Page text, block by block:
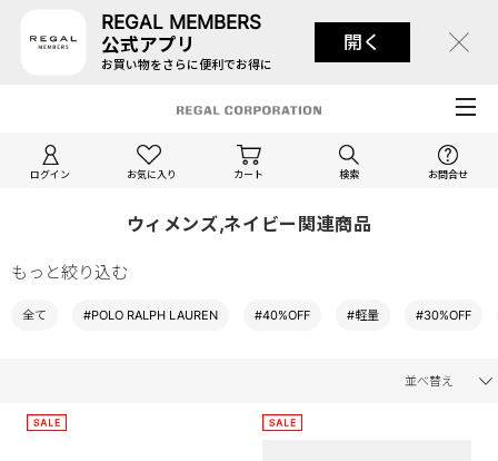
REGAL MEMBERS
公式アプリ
お買い物をさらに便利でお得に
開く
ログイン お気に入り カート 検索 お問合せ
ウィメンズ,ネイビー関連商品
もっと絞り込む
全て #POLO RALPH LAUREN #40%OFF #軽量 #30%OFF
並べ替え